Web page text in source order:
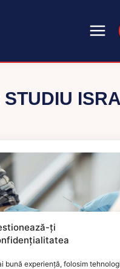
ți
bună experiență, folosim
STUDIU